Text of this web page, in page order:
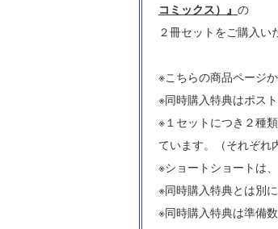
コミックス）』 の
２冊セットをご購入い
※こちらの商品ページ
※同時購入特典はポス
※１セットにつき２種
ています。（それぞれ
※ショートショートは
※同時購入特典とは別
※同時購入特典は準備